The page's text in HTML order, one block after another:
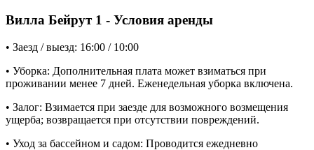
Вилла Бейрут 1 - Условия аренды
• Заезд / выезд: 16:00 / 10:00
• Уборка: Дополнительная плата может взиматься при
проживании менее 7 дней. Еженедельная уборка включена.
• Залог: Взимается при заезде для возможного возмещения
ущерба; возвращается при отсутствии повреждений.
• Уход за бассейном и садом: Проводится ежедневно